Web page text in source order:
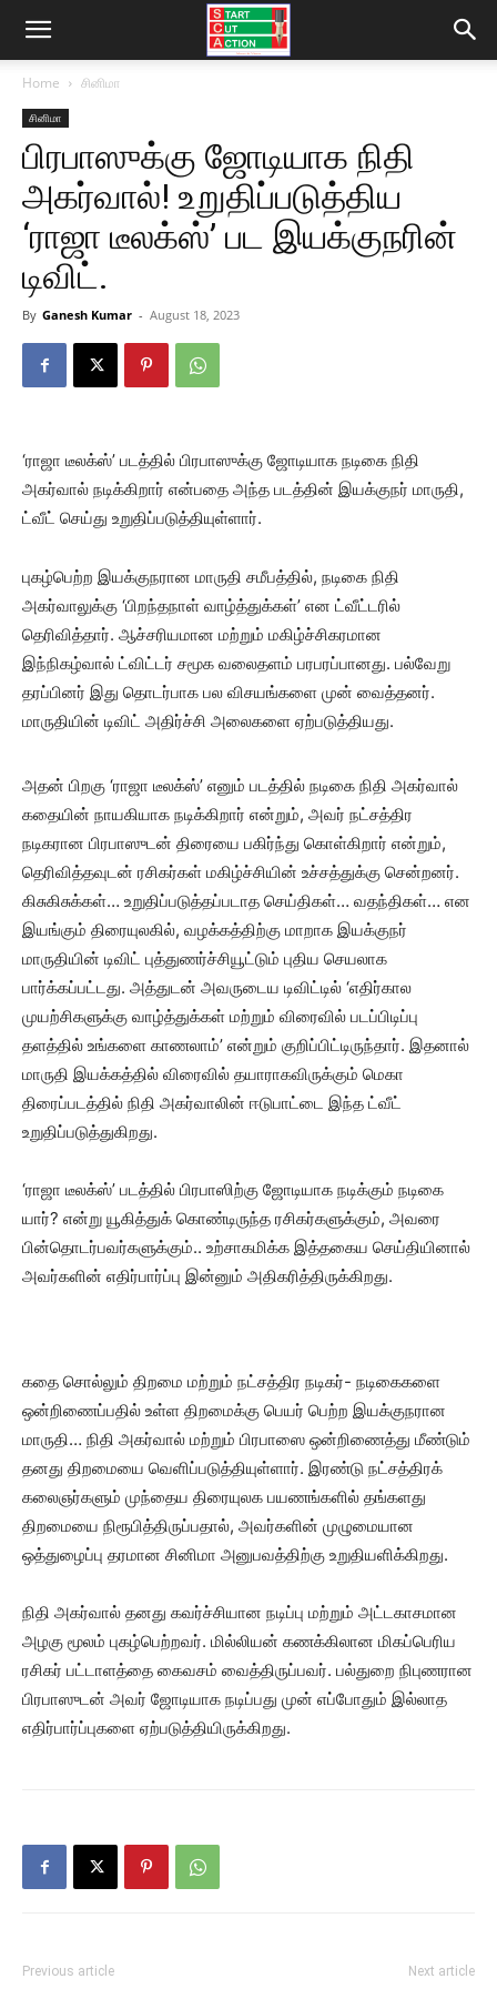
Home சினிமா
சினிமா
பிரபாஸுக்கு ஜோடியாக நிதி
அகர்வால்! உறுதிப்படுத்திய
‘ராஜா டீலக்ஸ்’ பட இயக்குநரின்
டிவிட்.
By Ganesh Kumar - August 18, 2023
‘ராஜா டீலக்ஸ்’ படத்தில் பிரபாஸுக்கு ஜோடியாக நடிகை நிதி
அகர்வால் நடிக்கிறார் என்பதை அந்த படத்தின் இயக்குநர் மாருதி,
ட்வீட் செய்து உறுதிப்படுத்தியுள்ளார்.
புகழ்பெற்ற இயக்குநரான மாருதி சமீபத்தில், நடிகை நிதி
அகர்வாலுக்கு ‘பிறந்தநாள் வாழ்த்துக்கள்’ என ட்வீட்டரில்
தெரிவித்தார். ஆச்சரியமான மற்றும் மகிழ்ச்சிகரமான
இந்நிகழ்வால் ட்விட்டர் சமூக வலைதளம் பரபரப்பானது. பல்வேறு
தரப்பினர் இது தொடர்பாக பல விசயங்களை முன் வைத்தனர்.
மாருதியின் டிவிட் அதிர்ச்சி அலைகளை ஏற்படுத்தியது.
அதன் பிறகு ‘ராஜா டீலக்ஸ்’ எனும் படத்தில் நடிகை நிதி அகர்வால்
கதையின் நாயகியாக நடிக்கிறார் என்றும், அவர் நட்சத்திர
நடிகரான பிரபாஸுடன் திரையை பகிர்ந்து கொள்கிறார் என்றும்,
தெரிவித்தவுடன் ரசிகர்கள் மகிழ்ச்சியின் உச்சத்துக்கு சென்றனர்.
கிசுகிசுக்கள்… உறுதிப்படுத்தப்படாத செய்திகள்… வதந்திகள்… என
இயங்கும் திரையுலகில், வழக்கத்திற்கு மாறாக இயக்குநர்
மாருதியின் டிவிட் புத்துணர்ச்சியூட்டும் புதிய செயலாக
பார்க்கப்பட்டது. அத்துடன் அவருடைய டிவிட்டில் ‘எதிர்கால
முயற்சிகளுக்கு வாழ்த்துக்கள் மற்றும் விரைவில் படப்பிடிப்பு
தளத்தில் உங்களை காணலாம்’ என்றும் குறிப்பிட்டிருந்தார். இதனால்
மாருதி இயக்கத்தில் விரைவில் தயாராகவிருக்கும் மெகா
திரைப்படத்தில் நிதி அகர்வாலின் ஈடுபாட்டை இந்த ட்வீட்
உறுதிப்படுத்துகிறது.
‘ராஜா டீலக்ஸ்’ படத்தில் பிரபாஸிற்கு ஜோடியாக நடிக்கும் நடிகை
யார்? என்று யூகித்துக் கொண்டிருந்த ரசிகர்களுக்கும், அவரை
பின்தொடர்பவர்களுக்கும்.. உற்சாகமிக்க இத்தகைய செய்தியினால்
அவர்களின் எதிர்பார்ப்பு இன்னும் அதிகரித்திருக்கிறது.‌
கதை சொல்லும் திறமை மற்றும் நட்சத்திர நடிகர்- நடிகைகளை
ஒன்றிணைப்பதில் உள்ள திறமைக்கு பெயர் பெற்ற இயக்குநரான
மாருதி… நிதி அகர்வால் மற்றும் பிரபாஸை ஒன்றிணைத்து மீண்டும்
தனது திறமையை வெளிப்படுத்தியுள்ளார். இரண்டு நட்சத்திரக்
கலைஞர்களும் முந்தைய திரையுலக பயணங்களில் தங்களது
திறமையை நிரூபித்திருப்பதால், அவர்களின் முழுமையான
ஒத்துழைப்பு தரமான சினிமா அனுபவத்திற்கு உறுதியளிக்கிறது.‌
நிதி அகர்வால் தனது கவர்ச்சியான நடிப்பு மற்றும் அட்டகாசமான
அழகு மூலம் புகழ்பெற்றவர். மில்லியன் கணக்கிலான மிகப்பெரிய
ரசிகர் பட்டாளத்தை கைவசம் வைத்திருப்பவர். பல்துறை நிபுணரான
பிரபாஸுடன் அவர் ஜோடியாக நடிப்பது முன் எப்போதும் இல்லாத
எதிர்பார்ப்புகளை ஏற்படுத்தியிருக்கிறது.
Previous article Next article